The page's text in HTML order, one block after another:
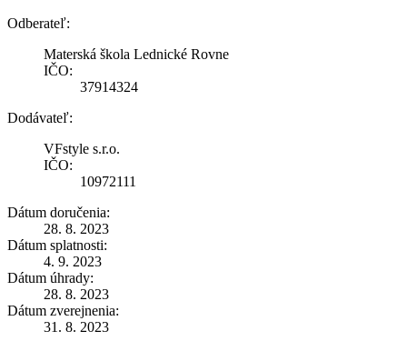
Odberateľ:
Materská škola Lednické Rovne
IČO:
37914324
Dodávateľ:
VFstyle s.r.o.
IČO:
10972111
Dátum doručenia:
28. 8. 2023
Dátum splatnosti:
4. 9. 2023
Dátum úhrady:
28. 8. 2023
Dátum zverejnenia:
31. 8. 2023